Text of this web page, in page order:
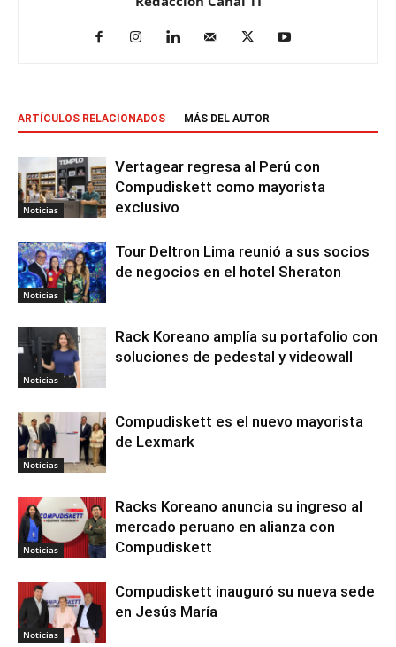
ARTÍCULOS RELACIONADOS MÁS DEL AUTOR
Noticias
Vertagear regresa al Perú con
Compudiskett como mayorista
exclusivo
Noticias
Tour Deltron Lima reunió a sus socios
de negocios en el hotel Sheraton
Noticias
Rack Koreano amplía su portafolio con
soluciones de pedestal y videowall
Noticias
Compudiskett es el nuevo mayorista
de Lexmark
Noticias
Racks Koreano anuncia su ingreso al
mercado peruano en alianza con
Compudiskett
Noticias
Compudiskett inauguró su nueva sede
en Jesús María